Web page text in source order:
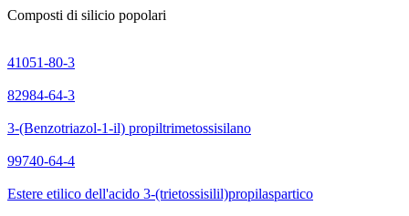
Composti di silicio popolari
41051-80-3
82984-64-3
3-(Benzotriazol-1-il) propiltrimetossisilano
99740-64-4
Estere etilico dell'acido 3-(trietossisilil)propilaspartico